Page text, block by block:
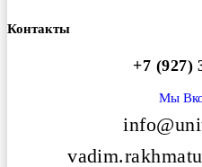
Контакты
+7 (927)
Мы